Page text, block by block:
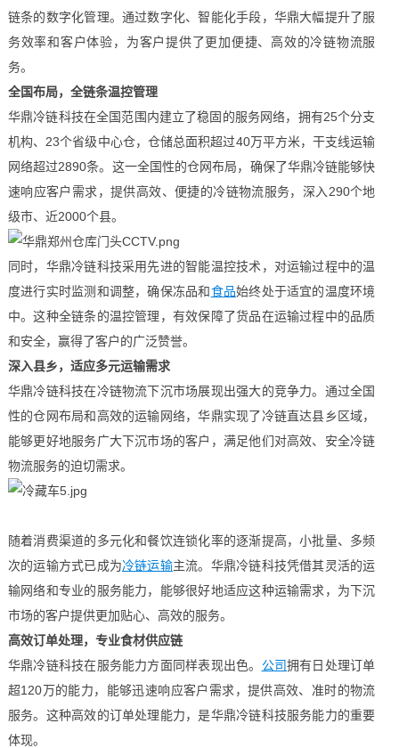
链条的数字化管理。通过数字化、智能化手段，华鼎大幅提升了服
务效率和客户体验，为客户提供了更加便捷、高效的冷链物流服
务。
全国布局，全链条温控管理
华鼎冷链科技在全国范围内建立了稳固的服务网络，拥有25个分支
机构、23个省级中心仓，仓储总面积超过40万平方米，干支线运输
网络超过2890条。这一全国性的仓网布局，确保了华鼎冷链能够快
速响应客户需求，提供高效、便捷的冷链物流服务，深入290个地
级市、近2000个县。
同时，华鼎冷链科技采用先进的智能温控技术，对运输过程中的温
度进行实时监测和调整，确保冻品和食品始终处于适宜的温度环境
中。这种全链条的温控管理，有效保障了货品在运输过程中的品质
和安全，赢得了客户的广泛赞誉。
深入县乡，适应多元运输需求
华鼎冷链科技在冷链物流下沉市场展现出强大的竞争力。通过全国
性的仓网布局和高效的运输网络，华鼎实现了冷链直达县乡区域，
能够更好地服务广大下沉市场的客户，满足他们对高效、安全冷链
物流服务的迫切需求。
随着消费渠道的多元化和餐饮连锁化率的逐渐提高，小批量、多频
次的运输方式已成为冷链运输主流。华鼎冷链科技凭借其灵活的运
输网络和专业的服务能力，能够很好地适应这种运输需求，为下沉
市场的客户提供更加贴心、高效的服务。
高效订单处理，专业食材供应链
华鼎冷链科技在服务能力方面同样表现出色。 公司拥有日处理订单
超120万的能力，能够迅速响应客户需求，提供高效、准时的物流
服务。这种高效的订单处理能力，是华鼎冷链科技服务能力的重要
体现。